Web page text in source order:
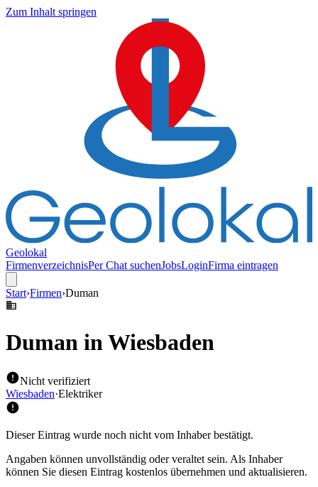
Zum Inhalt springen
Geolokal
FirmenverzeichnisPer Chat suchenJobsLoginFirma eintragen
Start›Firmen›Duman
Duman in Wiesbaden
Nicht verifiziert
Wiesbaden·Elektriker
Dieser Eintrag wurde noch nicht vom Inhaber bestätigt.
Angaben können unvollständig oder veraltet sein. Als Inhaber
können Sie diesen Eintrag kostenlos übernehmen und aktualisieren.